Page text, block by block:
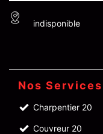
indisponible
Nos Services
Charpentier 20
Couvreur 20